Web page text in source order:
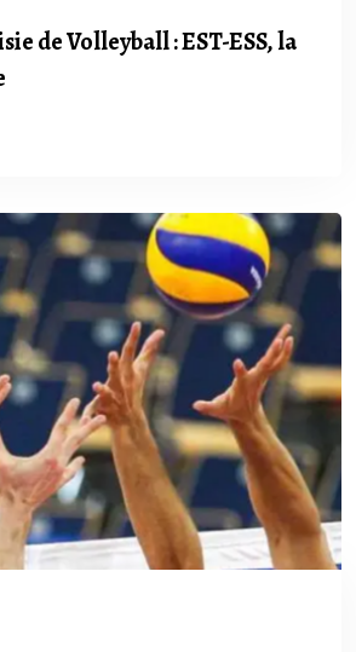
de Volleyball : EST-ESS, la